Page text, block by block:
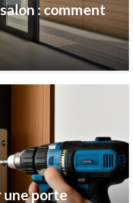
: comment
une porte